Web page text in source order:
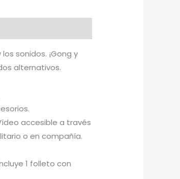
sonidos. ¡Gong y
alternativos.
accesible a través
o en compañía.
1 folleto con